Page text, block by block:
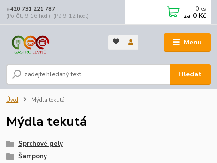
Menu
Hledat
+420 731 221 787
(Po-Čt, 9-16 hod.), (Pá 9-12 hod.)
0 ks
za 0 Kč
Úvod Mýdla tekutá
Mýdla tekutá
Sprchové gely
Šampony